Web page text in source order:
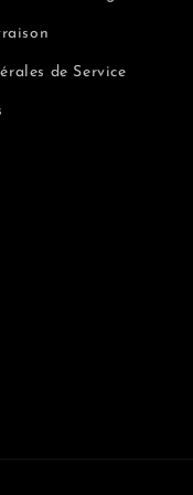
de Service